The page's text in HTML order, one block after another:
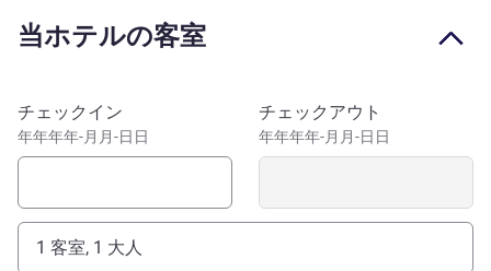
também conta com 5 salas de eventos com auditório,
O Porto de Itajaí e o Centro da cidade ficam ainda mais
perto: a 5 e 3 minutos de carro, respectivamente.Diversas
empresas estão ao redor do hotel: Caixa Econômica,
Você também consegue acessar pontos turísticos
famosos com facilidade a partir do Mercure Itajaí
Navegantes: Beto Carrero, Balneário Camboriú, Praia
当ホテルの客室
このホテルを予約
チェックイン
年年年年-月月-日日
チェックアウト
年年年年-月月-日日
1 客室, 1 大人